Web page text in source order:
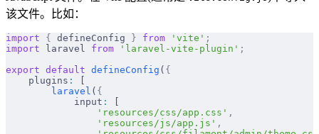
该文件。比如：
import { defineConfig } from 'vite' ;
import laravel from 'laravel-vite-plugin' ;
export default defineConfig ( {
    plugins
:
[
        laravel
( {
            input
:
[
                'resources/css/app.css'
,
                'resources/js/app.js'
,